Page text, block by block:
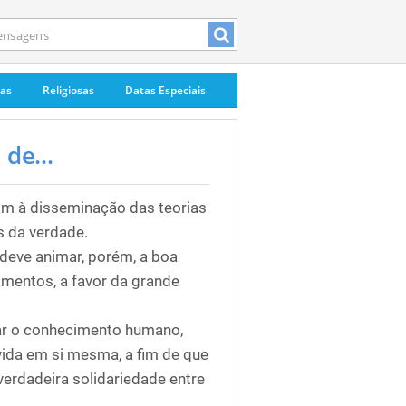
Religiosas Datas Especiais
à disseminação das teorias
da verdade.
animar, porém, a boa
a favor da grande
o conhecimento humano,
em si mesma, a fim de que
solidariedade entre